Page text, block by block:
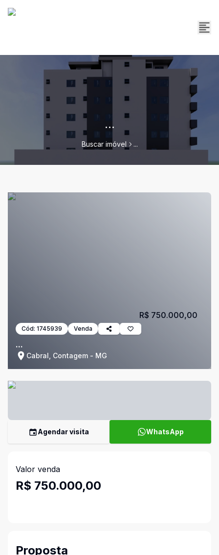
...
Buscar imóvel ...
Cód: 1745939 Venda
...
Cabral, Contagem - MG
R$ 750.000,00
Agendar visita WhatsApp
Valor venda
R$ 750.000,00
Proposta